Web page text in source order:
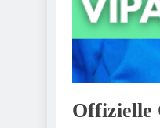
Offizielle